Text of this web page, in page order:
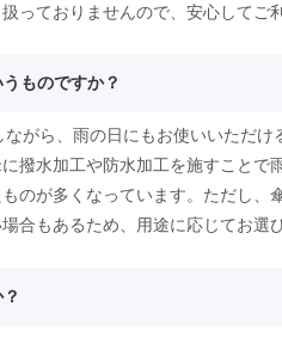
っておりませんので、安心してご
ものですか？
がら、雨の日にもお使いいただ
撥水加工や防水加工を施すこと
のが多くなっています。ただし
合もあるため、用途に応じてお選